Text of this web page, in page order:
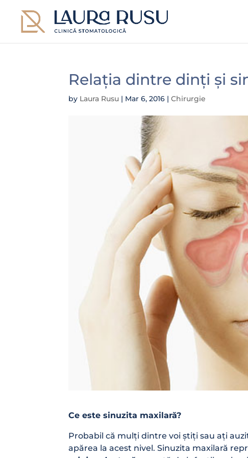
Relația dintre dinți și
by Laura Rusu | Mar 6, 2016 |Chirurgie
Ce este sinuzita maxilară?
Probabil că mulți dintre voi știți sau ați
apărea la acest nivel. Sinuzita maxilară